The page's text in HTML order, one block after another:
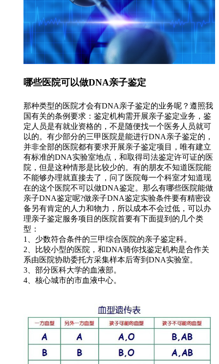
哪些医院可以做DNA亲子鉴定
那种类型的医院才会有DNA亲子鉴定的业务呢？遵照我
国有关的条例要求：鉴定机构需开展亲子鉴定业务，鉴
定人员是有就业资格的，不是随便找一个医务人员就可
以的。有少部分的三甲医院是能进行DNA亲子鉴定的，
并非全部的医院都有要求开展亲子鉴定项目，唯有建立
有标准的DNA实验室地点，和取得司法鉴定许可证的医
院，但是这种情形是比较少的。有的朋友不知道医院能
不能够办理就直接去了，问了医院每一个科室才知道现
在的这个医院不可以做DNA鉴定。那么有哪些医院能做
亲子DNA鉴定呢?做亲子DNA鉴定实验条件要有精密设
备另有肯定的人力和物力，所以成本不会过低，可以办
理亲子鉴定服务项目的医院首要有下面提到的几个类
型：
1、少数符合条件的三甲综合医院的亲子鉴定科。
2、比较小型的医院，和DNA骑你找鉴定机构是合作关
系由医院协助委托方采集样本后寄到DNA实验室。
3、部分医科大学的血液部。
4、核心城市的市血液中心。